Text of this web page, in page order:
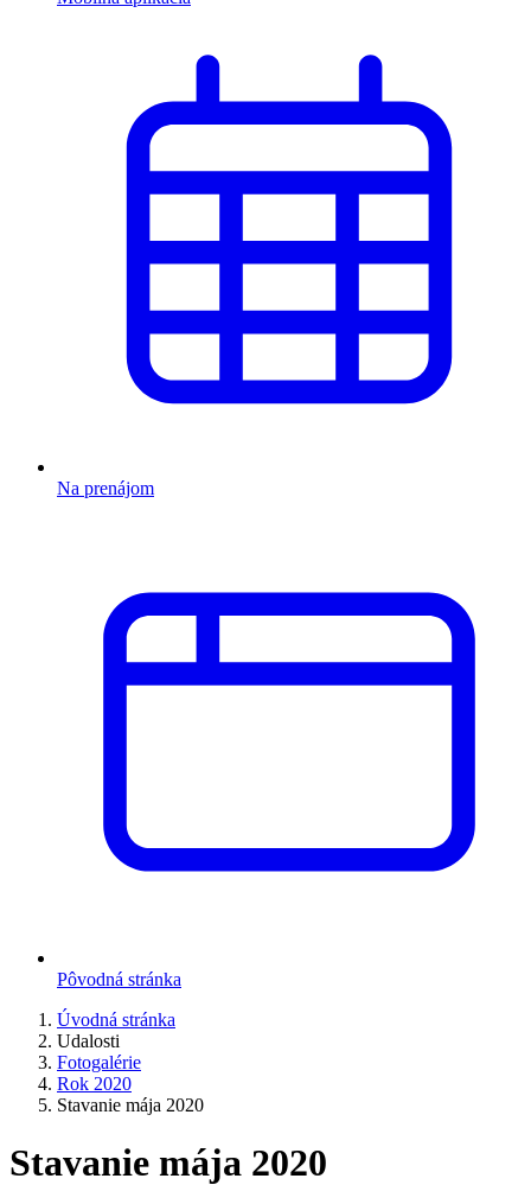
Na prenájom
Pôvodná stránka
Úvodná stránka
Udalosti
Fotogalérie
Rok 2020
Stavanie mája 2020
Stavanie mája 2020